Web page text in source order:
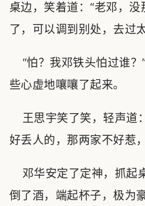
桌边，笑着道：“老邓，
了，可以调到别处，去过
“怕？我邓铁头怕过谁？
些心虚地嚷嚷了起来。
王思宇笑了笑，轻声道
好丢人的，那两家不好惹
邓华安定了定神，抓起
倒了酒，端起杯子，极为